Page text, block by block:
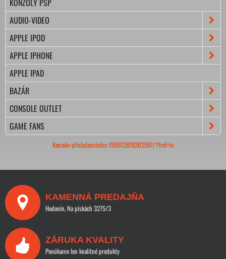
AUDIO-VIDEO
APPLE IPOD
APPLE IPHONE
APPLE IPAD
BAZÁR
CONSOLE OUTLET
GAME FANS
Konzole-příslušenstvícz-150672878302597/?fref=ts
KAMENNÁ PREDAJŇA
Hodonín, Na pískách 3275/3
ZÁRUKA KVALITY
Ponúkame len kvalitné produkty